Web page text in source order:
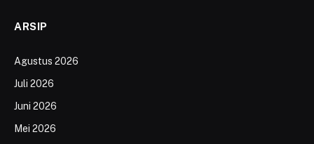
ARSIP
Agustus 2026
Juli 2026
Juni 2026
Mei 2026